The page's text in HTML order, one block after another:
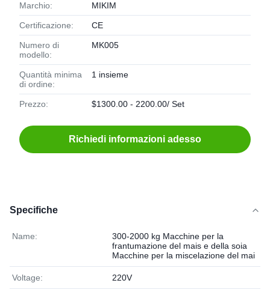
Marchio: MIKIM
Certificazione: CE
Numero di
modello:
MK005
Quantità minima
di ordine:
1 insieme
Prezzo: $1300.00 - 2200.00/ Set
Richiedi informazioni adesso
Specifiche
Name:
300-2000 kg Macchine per la
frantumazione del mais e della soia
Macchine per la miscelazione del mai
Voltage: 220V